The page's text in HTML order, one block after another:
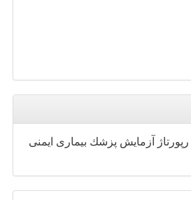
رپورتاژ آزمایش پزشك بیماری ایمنی